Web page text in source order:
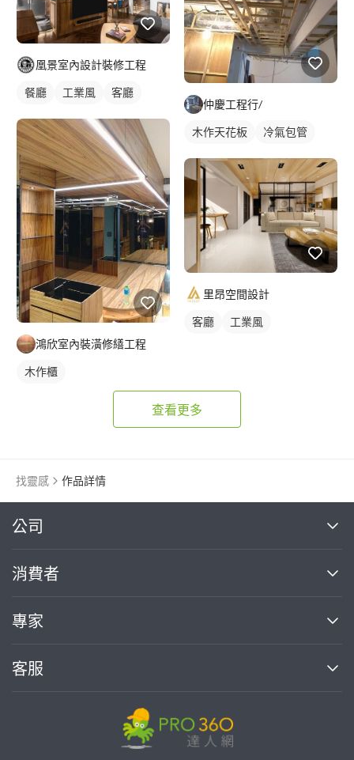
凰景室內設計裝修工程
餐廳 工業風 客廳
鴻欣室內裝潢修繕工程
木作櫃
仲慶工程行/
木作天花板 冷氣包管
里昂空間設計
客廳 工業風
查看更多
找靈感 作品詳情
公司
關於我們
部落格
加入我們
消費者
買服務
熱門服務
專家
案件中心
客服
繼續完成